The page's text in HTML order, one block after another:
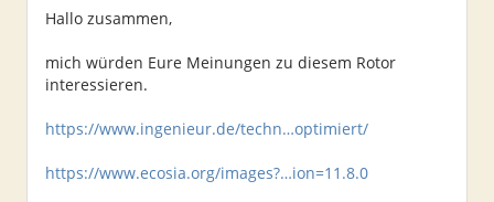
Hallo zusammen,
mich würden Eure Meinungen zu diesem Rotor
interessieren.
https://www.ingenieur.de/techn…optimiert/
https://www.ecosia.org/images?…ion=11.8.0